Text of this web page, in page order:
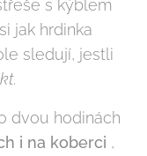
s kýblem
jak hrdinka
sledují, jestli
dvou hodinách
i na koberci ,